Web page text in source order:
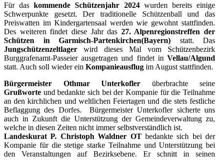
Für daskommende Schützenjahr 2024wurden bereits einige
Schwerpunkte gesetzt. Der traditionelle Schützenball und das
Preiswatten im Kindergartensaal werden wie gewohnt stattfinden.
Des weiteren findet diese Jahr das 27. Alpenregionstreffen der
Schützen in Garmisch-Partenkirchen(Bayern) statt. Das
Jungschützenzeltlager wird dieses Mal vom Schützenbezirk
Burggrafenamt-Passeier ausgetragen und findet in Vellau/Algund
statt. Auch soll wieder ein Kompanieausflug im August stattfinden.
Bürgermeister Othmar Unterkofler überbrachte seine
Grußworte und bedankte sich bei der Kompanie für die Teilnahme
an den kirchlichen und weltlichen Feiertagen und die stets festliche
Beflaggung des Dorfes. Bürgermeister Unterkofler sicherte uns
auch in Zukunft die Unterstützung der Gemeindeverwaltung zu,
welche in diesen Zeiten nicht immer selbstverständlich ist.
Landeskurat P. Christoph Waldner OTbedankte sich bei der
Kompanie für die stetige starke Teilnahme und Unterstützung bei
den Veranstaltungen auf Bezirksebene. Er schnitt in seinen